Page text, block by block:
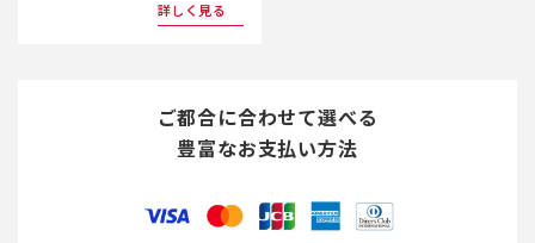
詳しく見る
ご都合に合わせて選べる
豊富なお支払い方法